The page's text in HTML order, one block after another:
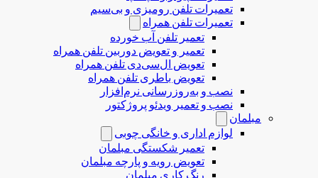
تعمیرات تلفن رومیزی و بی‌سیم
تعمیرات تلفن همراه
تعمیر تلفن آب خورده
تعمیر و تعویض دوربین تلفن همراه
تعویض ال‌سی‌دی تلفن همراه
تعویض باطری تلفن همراه
نصب و به‌روزرسانی نرم‌افزار
نصب و تعمیر ویدئو پروژکتور
مبلمان
لوازم اداری و خانگی چوبی
تعمیر شکستگی مبلمان
تعویض رویه و پارچه مبلمان
رنگ کاری مبلمان